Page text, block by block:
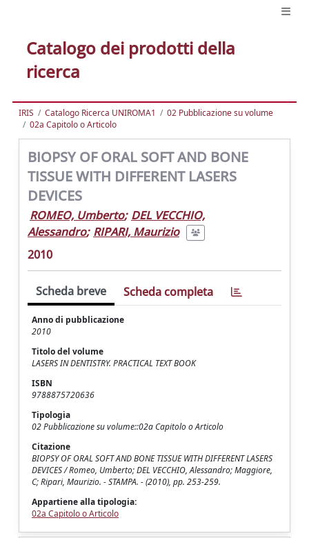
Catalogo dei prodotti della
ricerca
IRIS Catalogo Ricerca UNIROMA1
02 Pubblicazione su volume
02a Capitolo o Articolo
BIOPSY OF ORAL SOFT AND BONE
TISSUE WITH DIFFERENT LASERS
DEVICES
ROMEO, Umberto; DEL VECCHIO,
Alessandro; RIPARI, Maurizio
2010
Scheda breve Scheda completa
Anno di pubblicazione
2010
Titolo del volume
LASERS IN DENTISTRY. PRACTICAL TEXT BOOK
ISBN
9788875720636
Tipologia
02 Pubblicazione su volume::02a Capitolo o Articolo
Citazione
BIOPSY OF ORAL SOFT AND BONE TISSUE WITH DIFFERENT LASERS
DEVICES / Romeo, Umberto; DEL VECCHIO, Alessandro; Maggiore,
C; Ripari, Maurizio. - STAMPA. - (2010), pp. 253-259.
Appartiene alla tipologia:
02a Capitolo o Articolo